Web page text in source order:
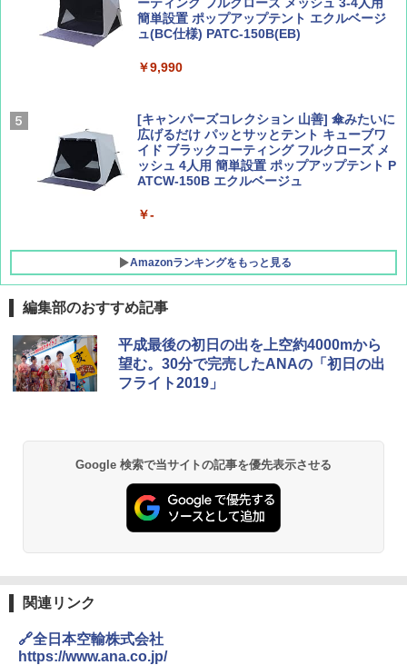
AIRLINE（エアライン）2026年9月号【特
集】ボーイング110周年を祝して！
￥1,760
A26 地球の歩き方 チェコ ポーランド スロヴ
ァキア 2026～2027 地球の歩き方A ヨーロッ
ーティング フルクローズ メッシュ 3-4人用
簡単設置 ポップアップテント エクルベージ
ュ(BC仕様) PATC-150B(EB)
￥9,990
[キャンパーズコレクション 山善] 傘みたいに
広げるだけ パッとサッとテント キューブワ
イド ブラックコーティング フルクローズ メ
ッシュ 4人用 簡単設置 ポップアップテント P
ATCW-150B エクルベージュ
￥-
Amazonランキングをもっと見る
GRANDOOR ステンレス保冷剤 2個セット 2
026リニューアル 急速冷凍 空間倍増 衛生的
コンパクト 保冷力長持ち
-08EX カーキ ソロキャンプ ポリエステル フ
レーム ドーム型 テント
￥14,800
￥6,459
編集部のおすすめ記事
平成最後の初日の出を上空約4000mから
望む。30分で完売したANAの「初日の出
フライト2019」
Google 検索で当サイトの記事を優先表示させる
関連リンク
🔗全日本空輸株式会社
https://www.ana.co.jp/